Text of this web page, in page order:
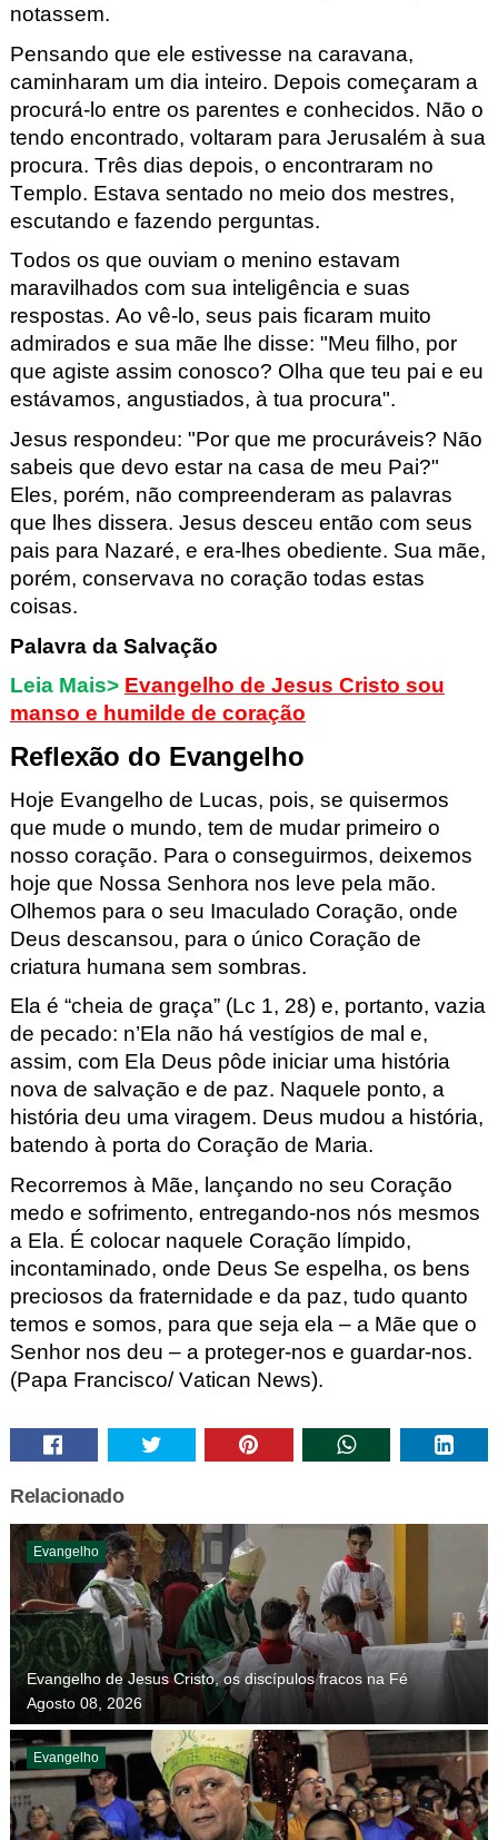
notassem.
Pensando que ele estivesse na caravana,
caminharam um dia inteiro. Depois começaram a
procurá-lo entre os parentes e conhecidos. Não o
tendo encontrado, voltaram para Jerusalém à sua
procura. Três dias depois, o encontraram no
Templo. Estava sentado no meio dos mestres,
escutando e fazendo perguntas.
Todos os que ouviam o menino estavam
maravilhados com sua inteligência e suas
respostas. Ao vê-lo, seus pais ficaram muito
admirados e sua mãe lhe disse: "Meu filho, por
que agiste assim conosco? Olha que teu pai e eu
estávamos, angustiados, à tua procura".
Jesus respondeu: "Por que me procuráveis? Não
sabeis que devo estar na casa de meu Pai?"
Eles, porém, não compreenderam as palavras
que lhes dissera. Jesus desceu então com seus
pais para Nazaré, e era-lhes obediente. Sua mãe,
porém, conservava no coração todas estas
coisas.
Palavra da Salvação
Leia Mais> Evangelho de Jesus Cristo sou
manso e humilde de coração
Reflexão do Evangelho
Hoje Evangelho de Lucas, pois, se quisermos
que mude o mundo, tem de mudar primeiro o
nosso coração. Para o conseguirmos, deixemos
hoje que Nossa Senhora nos leve pela mão.
Olhemos para o seu Imaculado Coração, onde
Deus descansou, para o único Coração de
criatura humana sem sombras.
Ela é “cheia de graça” (Lc 1, 28) e, portanto, vazia
de pecado: n’Ela não há vestígios de mal e,
assim, com Ela Deus pôde iniciar uma história
nova de salvação e de paz. Naquele ponto, a
história deu uma viragem. Deus mudou a história,
batendo à porta do Coração de Maria.
Recorremos à Mãe, lançando no seu Coração
medo e sofrimento, entregando-nos nós mesmos
a Ela. É colocar naquele Coração límpido,
incontaminado, onde Deus Se espelha, os bens
preciosos da fraternidade e da paz, tudo quanto
temos e somos, para que seja ela – a Mãe que o
Senhor nos deu – a proteger-nos e guardar-nos.
(Papa Francisco/ Vatican News).
Relacionado
Evangelho
Evangelho de Jesus Cristo, os discípulos fracos na Fé
Agosto 08, 2026
Evangelho